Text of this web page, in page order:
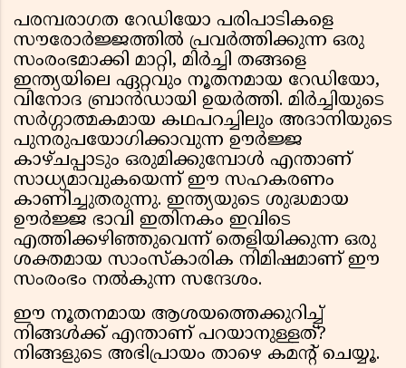
പരമ്പരാഗത റേഡിയോ പരിപാടികളെ
സൗരോർജ്ജത്തിൽ പ്രവർത്തിക്കുന്ന ഒരു
സംരംഭമാക്കി മാറ്റി, മിർച്ചി തങ്ങളെ
ഇന്ത്യയിലെ ഏറ്റവും നൂതനമായ റേഡിയോ,
വിനോദ ബ്രാൻഡായി ഉയർത്തി. മിർച്ചിയുടെ
സർഗ്ഗാത്മകമായ കഥപറച്ചിലും അദാനിയുടെ
പുനരുപയോഗിക്കാവുന്ന ഊർജ്ജ
കാഴ്ചപ്പാടും ഒരുമിക്കുമ്പോൾ എന്താണ്
സാധ്യമാവുകയെന്ന് ഈ സഹകരണം
കാണിച്ചുതരുന്നു. ഇന്ത്യയുടെ ശുദ്ധമായ
ഊർജ്ജ ഭാവി ഇതിനകം ഇവിടെ
എത്തിക്കഴിഞ്ഞുവെന്ന് തെളിയിക്കുന്ന ഒരു
ശക്തമായ സാംസ്കാരിക നിമിഷമാണ് ഈ
സംരംഭം നൽകുന്ന സന്ദേശം.
ഈ നൂതനമായ ആശയത്തെക്കുറിച്ച്
നിങ്ങൾക്ക് എന്താണ് പറയാനുള്ളത്?
നിങ്ങളുടെ അഭിപ്രായം താഴെ കമൻ്റ് ചെയ്യൂ.